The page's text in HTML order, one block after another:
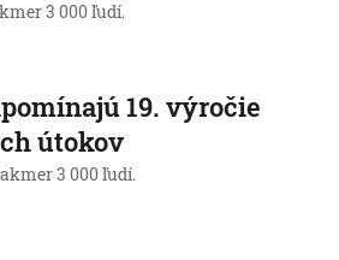
3 000 ľudí.
19. výročie
útokov
3 000 ľudí.